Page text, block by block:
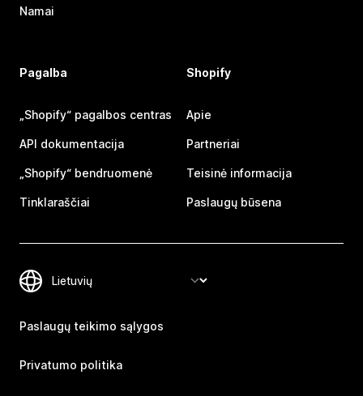
Namai
Pagalba
„Shopify“ pagalbos centras
API dokumentacija
„Shopify“ bendruomenė
Tinklaraščiai
Shopify
Apie
Partneriai
Teisinė informacija
Paslaugų būsena
Paslaugų teikimo sąlygos
Privatumo politika